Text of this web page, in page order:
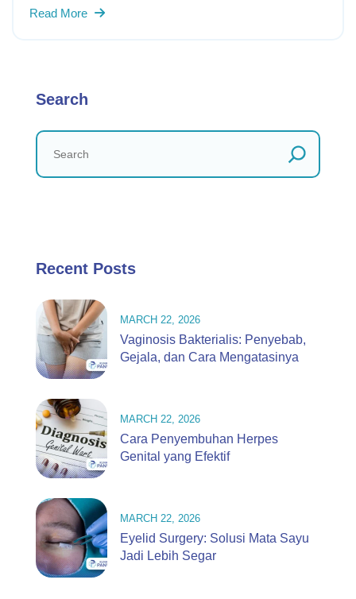
Read More
Search
Recent Posts
MARCH 22, 2026
Vaginosis Bakterialis: Penyebab,
Gejala, dan Cara Mengatasinya
MARCH 22, 2026
Cara Penyembuhan Herpes
Genital yang Efektif
MARCH 22, 2026
Eyelid Surgery: Solusi Mata Sayu
Jadi Lebih Segar